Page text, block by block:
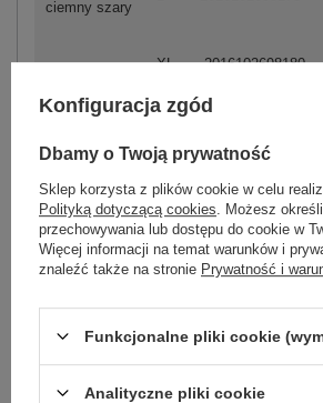
ciemny szary
XL 2016102698180
czarny
XS 2016102698234
Konfiguracja zgód
Dbamy o Twoją prywatność
Sklep korzysta z plików cookie w celu
Polityką dotyczącą cookies . Możesz
przechowywania lub dostępu do cookie w
Więcej informacji na temat warunków i
znaleźć także na stronie Prywatność i
Funkcjonalne pliki cookie
Analityczne pliki cookie